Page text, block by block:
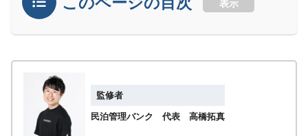
表示
監修者
民泊管理バンク 代表 高橋拓真